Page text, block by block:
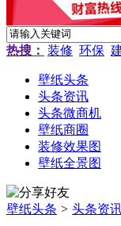
热搜： 装修 环保
壁纸头条
头条资讯
头条微商机
壁纸商圈
装修效果图
壁纸全景图
壁纸头条 > 头条资